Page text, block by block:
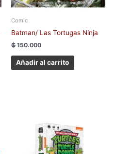
Comic
Batman/ Las Tortugas Ninja
₲ 150.000
Añadir al carrito